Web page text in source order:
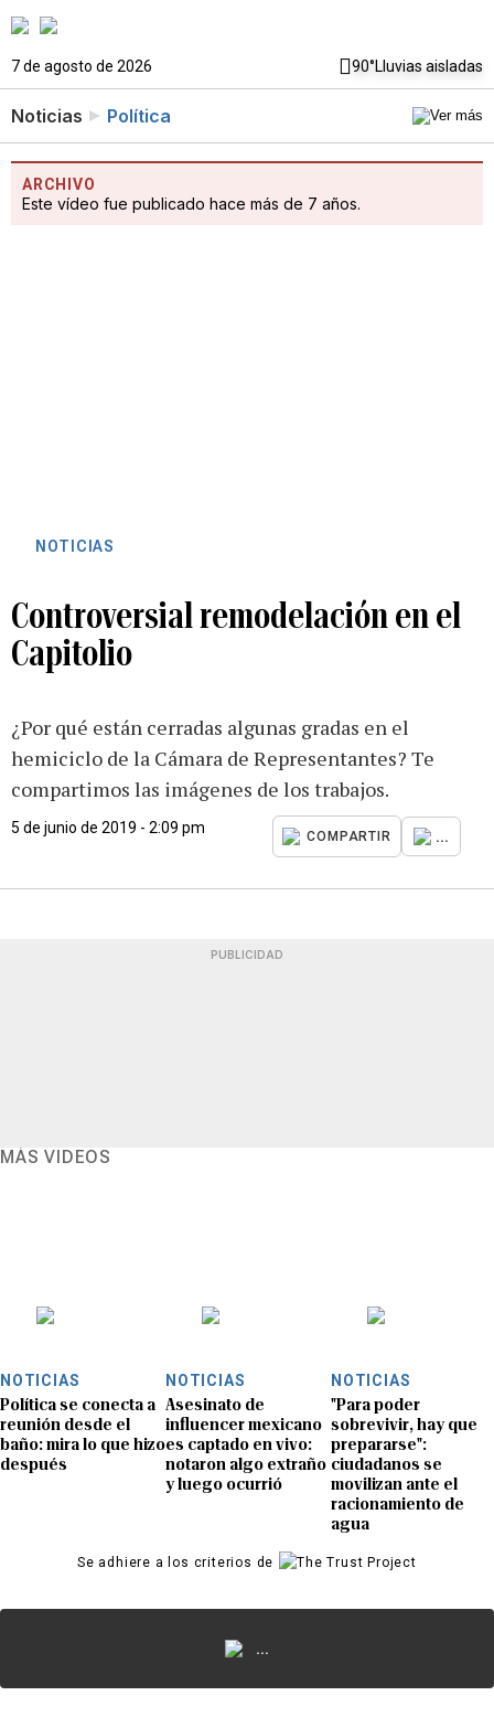
7 de agosto de 2026 90°Lluvias aisladas
Noticias Política
ARCHIVO
Este vídeo fue publicado hace más de 7 años.
NOTICIAS
Controversial remodelación en el
Capitolio
¿Por qué están cerradas algunas gradas en el
hemiciclo de la Cámara de Representantes? Te
compartimos las imágenes de los trabajos.
5 de junio de 2019 - 2:09 pm
COMPARTIR ...
PUBLICIDAD
MÁS VIDEOS
NOTICIAS
Política se conecta a
reunión desde el
baño: mira lo que hizo
después
NOTICIAS
Asesinato de
influencer mexicano
es captado en vivo:
notaron algo extraño
y luego ocurrió
NOTICIAS
"Para poder
sobrevivir, hay que
prepararse":
ciudadanos se
movilizan ante el
racionamiento de
agua
Se adhiere a los criterios de
...